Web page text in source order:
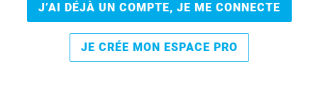
J’AI DÉJÀ UN COMPTE, JE ME CONNECTE
JE CRÉE MON ESPACE PRO